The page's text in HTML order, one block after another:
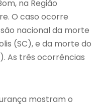
na Região
O caso ocorre
nacional da morte
(SC), e da morte do
As três ocorrências
mostram o